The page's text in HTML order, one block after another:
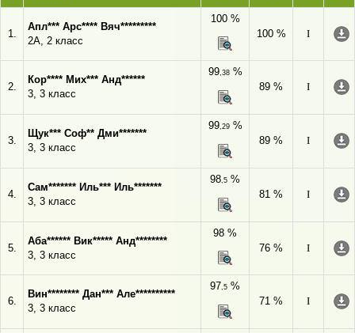
1.
Апл*** Арс**** Вяч*********
2А, 2 класс
100 %
100 %
I
2.
Кор**** Мих*** Анд******
3, 3 класс
99,38%
89 %
I
3.
Щук*** Соф** Дми*******
3, 3 класс
99,29%
89 %
I
4.
Сам******* Иль*** Иль*******
3, 3 класс
98,5 %
81 %
I
5.
Аба****** Вик***** Анд********
3, 3 класс
98 %
76 %
I
6.
Вин******** Дан*** Але**********
3, 3 класс
97,5 %
71 %
I